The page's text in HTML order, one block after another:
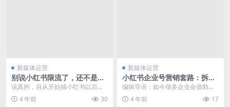
新媒体运营
别说小红书限流了，还不是因
为你的笔记质量有问题？
说真的，自从开始搞小红书以后接
触了大量的博主，大概算了算，都
得以万来计。 但你肯...
4 年前 30
新媒体运营
小红书企业号营销套路：拆解
300个账号运营，8000字全攻
略
编辑导语：如今很多企业会借助各
种平台和渠道进行营销推广活动，
比如内容社区小红书，...
4 年前 17